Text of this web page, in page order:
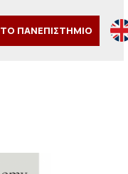
ΤΟ ΠΑΝΕΠΙΣΤΗΜΙΟ